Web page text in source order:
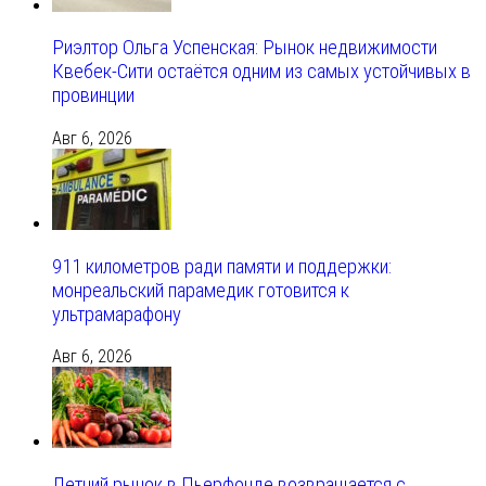
Риэлтор Ольга Успенская: Рынок недвижимости
Квебек-Сити остаётся одним из самых устойчивых в
провинции
Авг 6, 2026
911 километров ради памяти и поддержки:
монреальский парамедик готовится к
ультрамарафону
Авг 6, 2026